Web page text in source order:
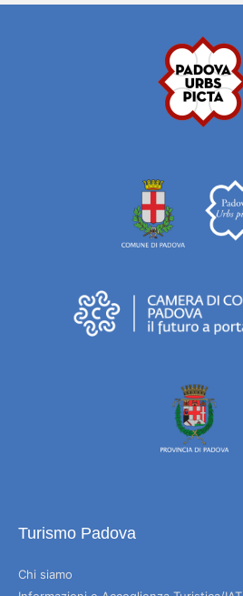
Turismo Padova
Chi siamo